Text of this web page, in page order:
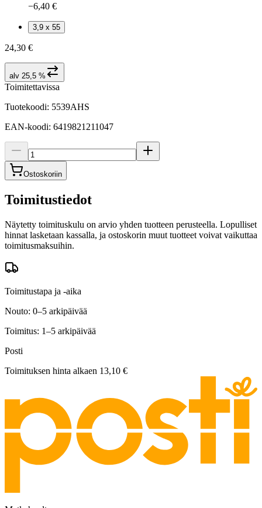
−6,40 €
3,9 x 55
24,30 €
alv 25,5 %
Toimitettavissa
Tuotekoodi: 5539AHS
EAN-koodi: 6419821211047
Ostoskoriin
Toimitustiedot
Näytetty toimituskulu on arvio yhden tuotteen perusteella. Lopulliset
hinnat lasketaan kassalla, ja ostoskorin muut tuotteet voivat vaikuttaa
toimitusmaksuihin.
Toimitustapa ja -aika
Nouto: 0–5 arkipäivää
Toimitus: 1–5 arkipäivää
Posti
Toimituksen hinta alkaen 13,10 €